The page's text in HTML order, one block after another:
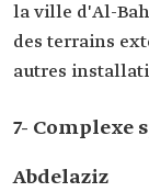
la ville d'Al-
des terrains
autres
7- Complexe
Abdelaziz